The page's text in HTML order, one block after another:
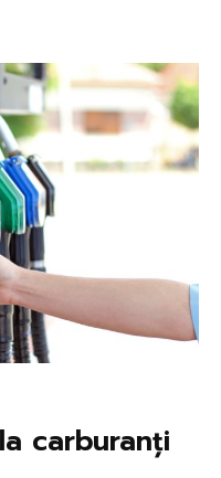
carburanți